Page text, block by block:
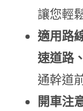
讓您輕
適用路
速道路
通幹道
開車注